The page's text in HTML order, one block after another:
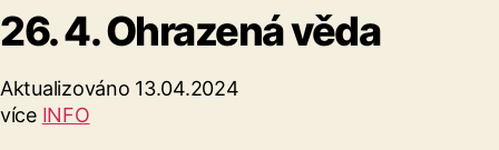
26. 4. Ohrazená věda
Aktualizováno 13.04.2024
více INFO